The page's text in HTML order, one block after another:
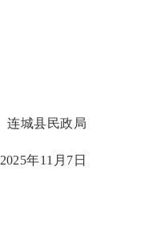
连城县民政局
2025年11 月 7 日